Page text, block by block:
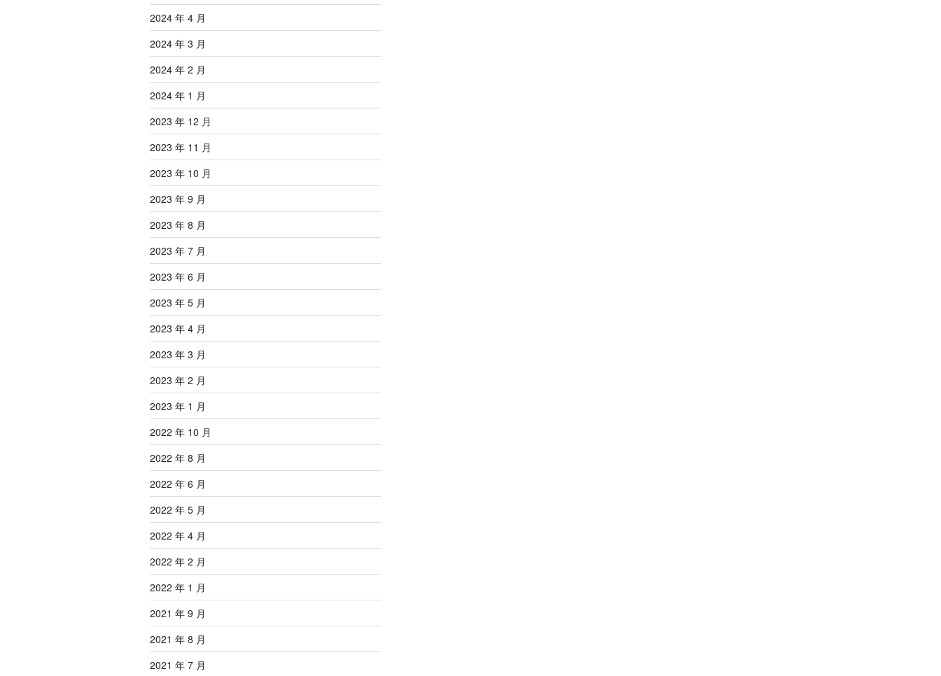
2024 年 4 月
2024 年 3 月
2024 年 2 月
2024 年 1 月
2023 年 12 月
2023 年 11 月
2023 年 10 月
2023 年 9 月
2023 年 8 月
2023 年 7 月
2023 年 6 月
2023 年 5 月
2023 年 4 月
2023 年 3 月
2023 年 2 月
2023 年 1 月
2022 年 10 月
2022 年 8 月
2022 年 6 月
2022 年 5 月
2022 年 4 月
2022 年 2 月
2022 年 1 月
2021 年 9 月
2021 年 8 月
2021 年 7 月